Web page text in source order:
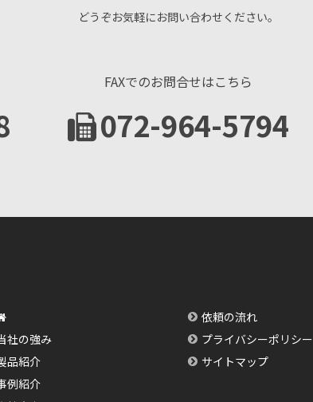
どうぞお気軽にお問い合わせください。
FAXでのお問合せはこちら
072-964-5794
社の強み
品紹介
例紹介
依頼の流れ
プライバシーポリシー
サイトマップ